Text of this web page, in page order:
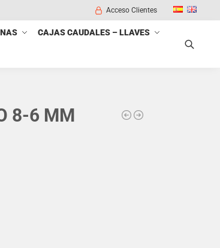
Acceso Clientes
CAJAS CAUDALES – LLAVES
8-6 MM